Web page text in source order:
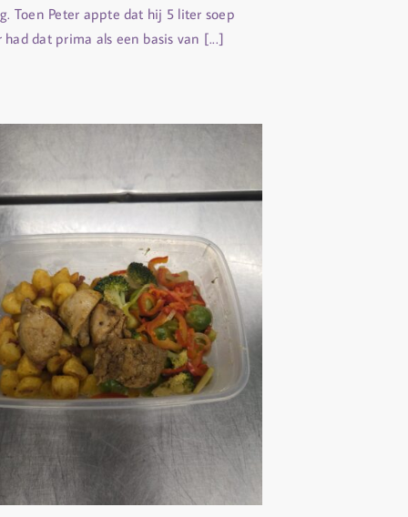
Toen Peter appte dat hij 5 liter soep
had dat prima als een basis van [...]